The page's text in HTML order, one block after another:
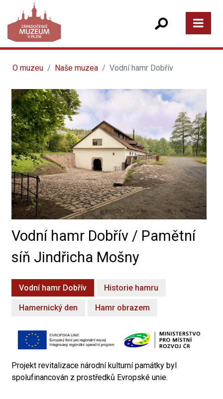
O muzeu Naše muzea Vodní hamr Dobřív
Vodní hamr Dobřív / Pamětní
síň Jindřicha Mošny
Vodní hamr Dobřív Historie hamru
Hamernický den Hamr obrazem
Projekt revitalizace národní kulturní památky byl
spolufinancován z prostředků Evropské unie.